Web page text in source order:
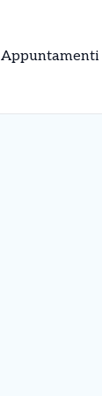
Appuntamenti